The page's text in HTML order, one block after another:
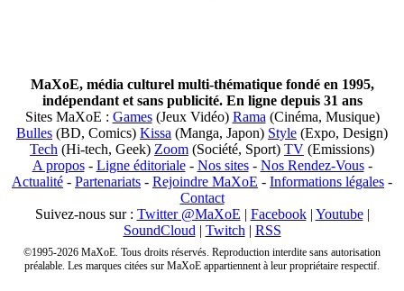
MaXoE, média culturel multi-thématique fondé en 1995,
indépendant et sans publicité. En ligne depuis 31 ans
Sites MaXoE : Games(Jeux Vidéo) Rama (Cinéma, Musique)
Bulles (BD, Comics) Kissa (Manga, Japon) Style (Expo, Design)
Tech (Hi-tech, Geek) Zoom (Société, Sport) TV (Emissions)
A propos- Ligne éditoriale- Nos sites- Nos Rendez-Vous-
Actualité - Partenariats - Rejoindre MaXoE - Informations légales -
Contact
Suivez-nous sur : Twitter @MaXoE | Facebook| Youtube|
SoundCloud | Twitch | RSS
©1995-2026 MaXoE. Tous droits réservés. Reproduction interdite sans autorisation
préalable. Les marques citées sur MaXoE appartiennent à leur propriétaire respectif.